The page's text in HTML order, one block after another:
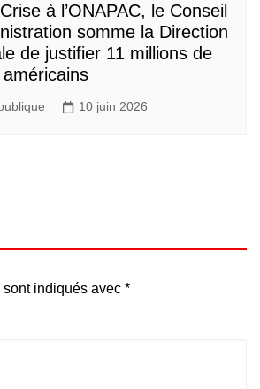
à l’ONAPAC, le Conseil
somme la Direction
de justifier 11 millions de
10 juin 2026
indiqués avec *